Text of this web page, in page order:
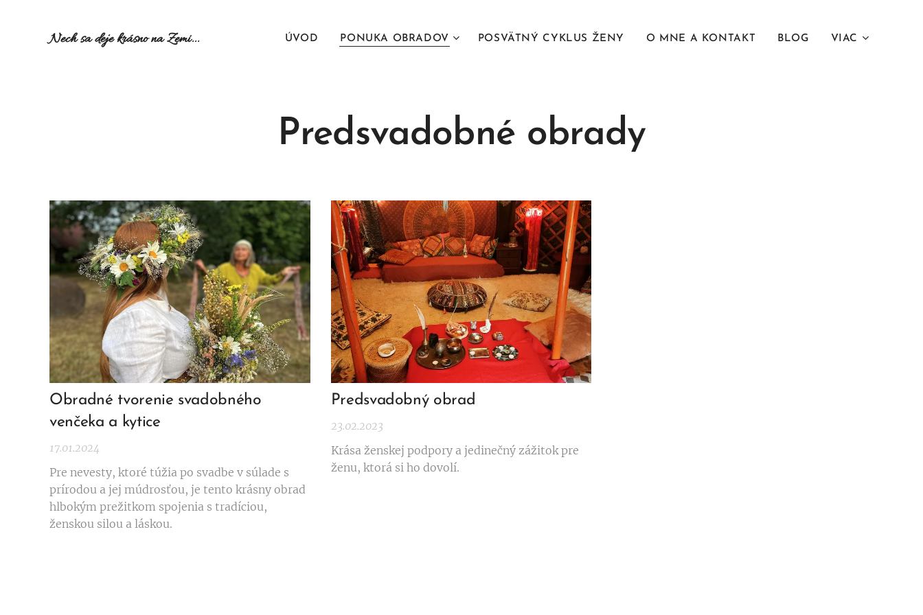
Nech sa deje krásno na Zemi... ÚVOD PONUKA OBRADOV POSVÄTNÝ CYKLUS ŽENY O MNE A KONTAKT BLOG VIAC
Predsvadobné obrady
Obradné tvorenie svadobného
venčeka a kytice
17.01.2024
Pre nevesty, ktoré túžia po svadbe v súlade s
prírodou a jej múdrosťou, je tento krásny obrad
hlbokým prežitkom spojenia s tradíciou,
ženskou silou a láskou.
Predsvadobný obrad
23.02.2023
Krása ženskej podpory a jedinečný zážitok pre
ženu, ktorá si ho dovolí.